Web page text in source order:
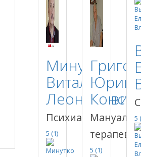
Минутко
Виталий
Леонидович
Психиатр
5 (1)
Юрий
терапевт
5 (1)
5